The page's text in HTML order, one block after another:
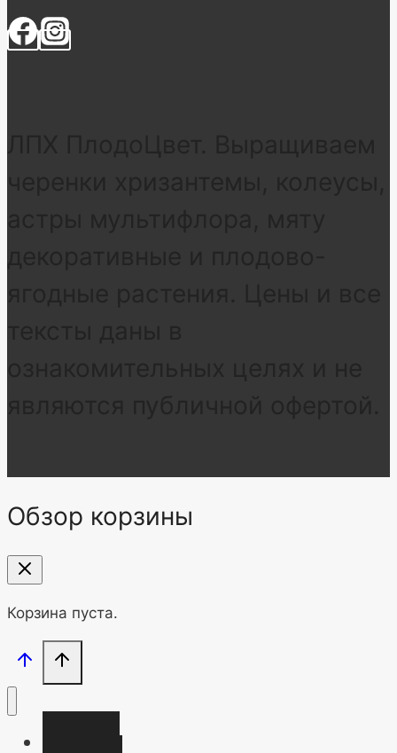
Обзор корзины
Корзина пуста.